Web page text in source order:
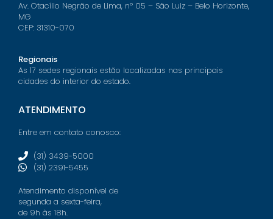
Av. Otacílio Negrão de Lima, nº 05 – São Luiz – Belo Horizonte,
MG
CEP: 31310-070
Regionais
As 17 sedes regionais estão localizadas nas principais
cidades do interior do estado.
ATENDIMENTO
Entre em contato conosco:
(31) 3439-5000
(31) 2391-5455
Atendimento disponível de
segunda a sexta-feira,
de 9h às 18h.